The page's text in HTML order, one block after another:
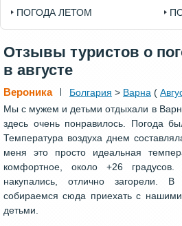
ПОГОДА ЛЕТОМ
Отзывы туристов о
в августе
Вероника Болгария > Варна (
Мы с мужем и детьми отдыхали в
здесь очень понравилось. Погода
Температура воздуха днем
меня это просто идеальная
комфортное, около +26
накупались, отлично загорели.
собираемся сюда приехать с
детьми.